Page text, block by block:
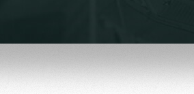
Заставки
Парковка